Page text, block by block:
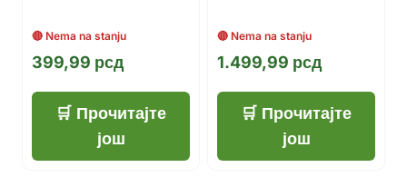
399,99 рсд
Прочитајте
још
1.499,99 рсд
Прочитајте
још